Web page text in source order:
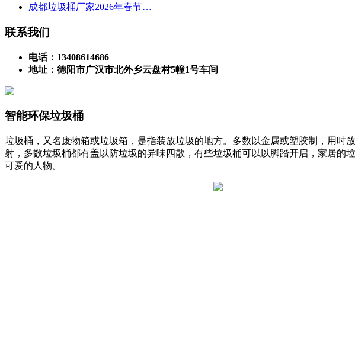
成都垃圾桶厂家2026年春节…
联系我们
电话：13408614686
地址：德阳市广汉市北外乡云盘村5幢1号车间
智能环保垃圾桶
垃圾桶，又名废物箱或垃圾箱，是指装放垃圾的地方。多数以金属或塑胶制，用
射，多数垃圾桶都有盖以防垃圾的异味四散，有些垃圾桶可以以脚踏开启，家居
可爱的人物。